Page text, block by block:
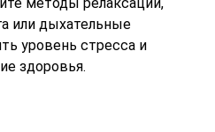
или дыхательные
уровень стресса и
здоровья.